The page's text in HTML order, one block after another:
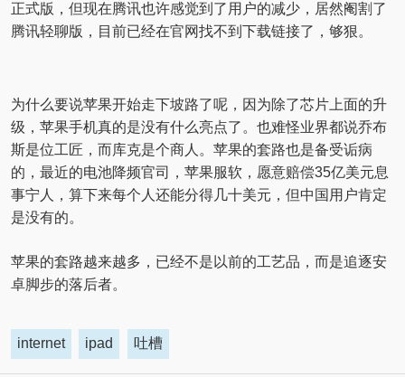
正式版，但现在腾讯也许感觉到了用户的减少，居然阉割了
腾讯轻聊版，目前已经在官网找不到下载链接了，够狠。
为什么要说苹果开始走下坡路了呢，因为除了芯片上面的升
级，苹果手机真的是没有什么亮点了。也难怪业界都说乔布
斯是位工匠，而库克是个商人。苹果的套路也是备受诟病
的，最近的电池降频官司，苹果服软，愿意赔偿35亿美元息
事宁人，算下来每个人还能分得几十美元，但中国用户肯定
是没有的。
苹果的套路越来越多，已经不是以前的工艺品，而是追逐安
卓脚步的落后者。
internet ipad 吐槽